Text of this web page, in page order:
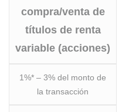
compra/venta de
títulos de renta
variable (acciones)
1%* – 3% del monto de
la transacción